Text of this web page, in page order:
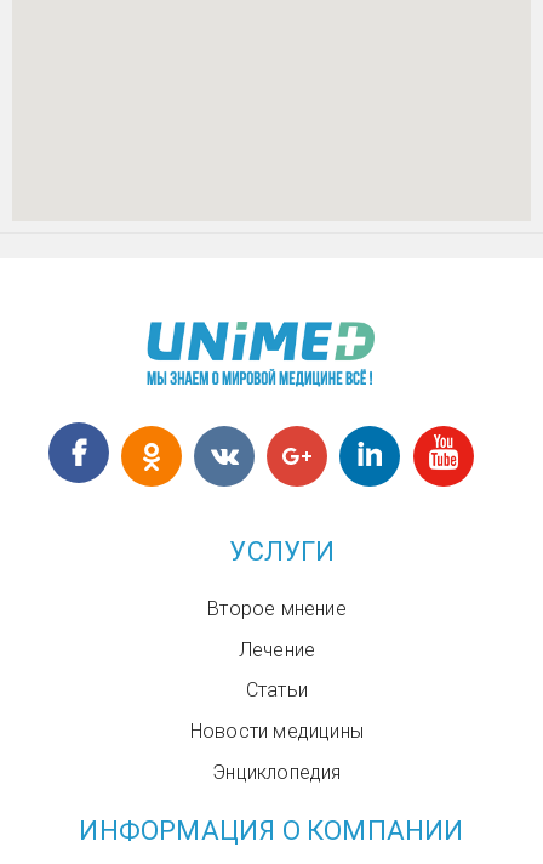
УСЛУГИ
Второе мнение
Лечение
Статьи
Новости медицины
Энциклопедия
ИНФОРМАЦИЯ О КОМПАНИИ